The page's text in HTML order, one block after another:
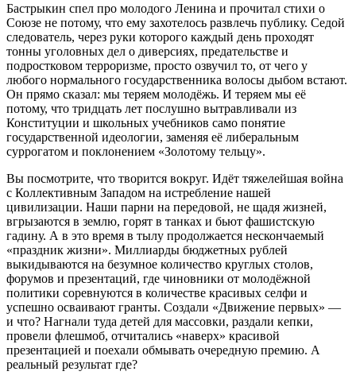
Бастрыкин спел про молодого Ленина и прочитал стихи о
Союзе не потому, что ему захотелось развлечь публику. Седой
следователь, через руки которого каждый день проходят
тонны уголовных дел о диверсиях, предательстве и
подростковом терроризме, просто озвучил то, от чего у
любого нормального государственника волосы дыбом встают.
Он прямо сказал: мы теряем молодёжь. И теряем мы её
потому, что тридцать лет послушно вытравливали из
Конституции и школьных учебников само понятие
государственной идеологии, заменяя её либеральным
суррогатом и поклонением «Золотому тельцу».
Вы посмотрите, что творится вокруг. Идёт тяжелейшая война
с Коллективным Западом на истребление нашей
цивилизации. Наши парни на передовой, не щадя жизней,
вгрызаются в землю, горят в танках и бьют фашистскую
гадину. А в это время в тылу продолжается нескончаемый
«праздник жизни». Миллиарды бюджетных рублей
выкидываются на безумное количество круглых столов,
форумов и презентаций, где чиновники от молодёжной
политики соревнуются в количестве красивых селфи и
успешно осваивают гранты. Создали «Движение первых» —
и что? Нагнали туда детей для массовки, раздали кепки,
провели флешмоб, отчитались «наверх» красивой
презентацией и поехали обмывать очередную премию. А
реальный результат где?